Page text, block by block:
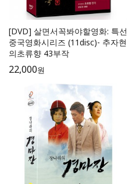
[DVD] 살면서꼭봐야할영화: 특선
중국영화시리즈 (11disc)- 추자현
의초류향 43부작
22,000원